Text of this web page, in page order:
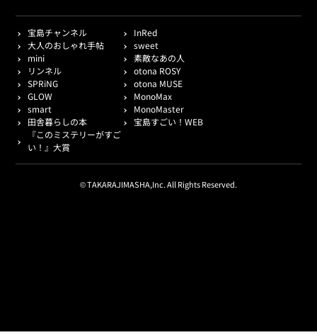
宝島チャンネル
InRed
大人のおしゃれ手帖
sweet
mini
素敵なあの人
リンネル
otona ROSY
SPRiNG
otona MUSE
GLOW
MonoMax
smart
MonoMaster
田舎暮らしの本
宝島すごい！WEB
『このミステリーがすご
い！』大賞
© TAKARAJIMASHA,Inc. All Rights Reserved.